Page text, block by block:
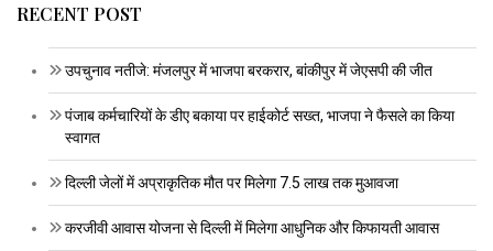
RECENT POST
उपचुनाव नतीजे: मंजलपुर में भाजपा बरकरार, बांकीपुर में जेएसपी की जीत
पंजाब कर्मचारियों के डीए बकाया पर हाईकोर्ट सख्त, भाजपा ने फैसले का किया
स्वागत
दिल्ली जेलों में अप्राकृतिक मौत पर मिलेगा 7.5 लाख तक मुआवजा
करजीवी आवास योजना से दिल्ली में मिलेगा आधुनिक और किफायती आवास